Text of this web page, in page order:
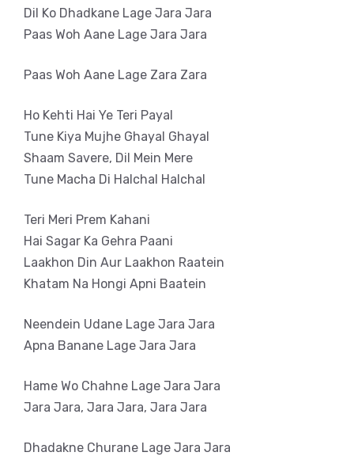
Dil Ko Dhadkane Lage Jara Jara
Paas Woh Aane Lage Jara Jara
Paas Woh Aane Lage Zara Zara
Ho Kehti Hai Ye Teri Payal
Tune Kiya Mujhe Ghayal Ghayal
Shaam Savere, Dil Mein Mere
Tune Macha Di Halchal Halchal
Teri Meri Prem Kahani
Hai Sagar Ka Gehra Paani
Laakhon Din Aur Laakhon Raatein
Khatam Na Hongi Apni Baatein
Neendein Udane Lage Jara Jara
Apna Banane Lage Jara Jara
Hame Wo Chahne Lage Jara Jara
Jara Jara, Jara Jara, Jara Jara
Dhadakne Churane Lage Jara Jara